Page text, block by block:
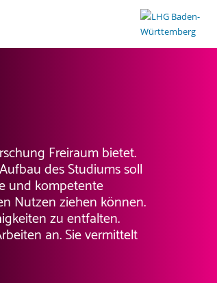
Freiraum bietet.
des Studiums soll
und kompetente
Nutzen ziehen können.
zu entfalten.
an. Sie vermittelt